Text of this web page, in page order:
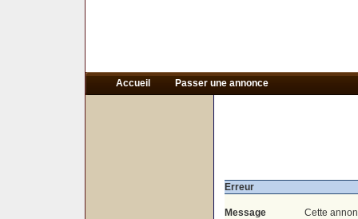
Accueil Passer une annonce
Erreur
Message Cette